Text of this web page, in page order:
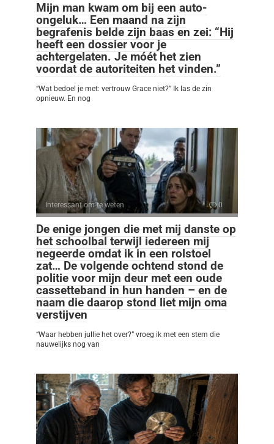
Mijn man kwam om bij een auto-
ongeluk… Een maand na zijn
begrafenis belde zijn baas en zei: “Hij
heeft een dossier voor je
achtergelaten. Je móét het zien
voordat de autoriteiten het vinden.”
“Wat bedoel je met: vertrouw Grace niet?” Ik las de zin
opnieuw. En nog
Interessant om te weten 0
De enige jongen die met mij danste op
het schoolbal terwijl iedereen mij
negeerde omdat ik in een rolstoel
zat… De volgende ochtend stond de
politie voor mijn deur met een oude
cassetteband in hun handen – en de
naam die daarop stond liet mijn oma
verstijven
“Waar hebben jullie het over?” vroeg ik met een stem die
nauwelijks nog van